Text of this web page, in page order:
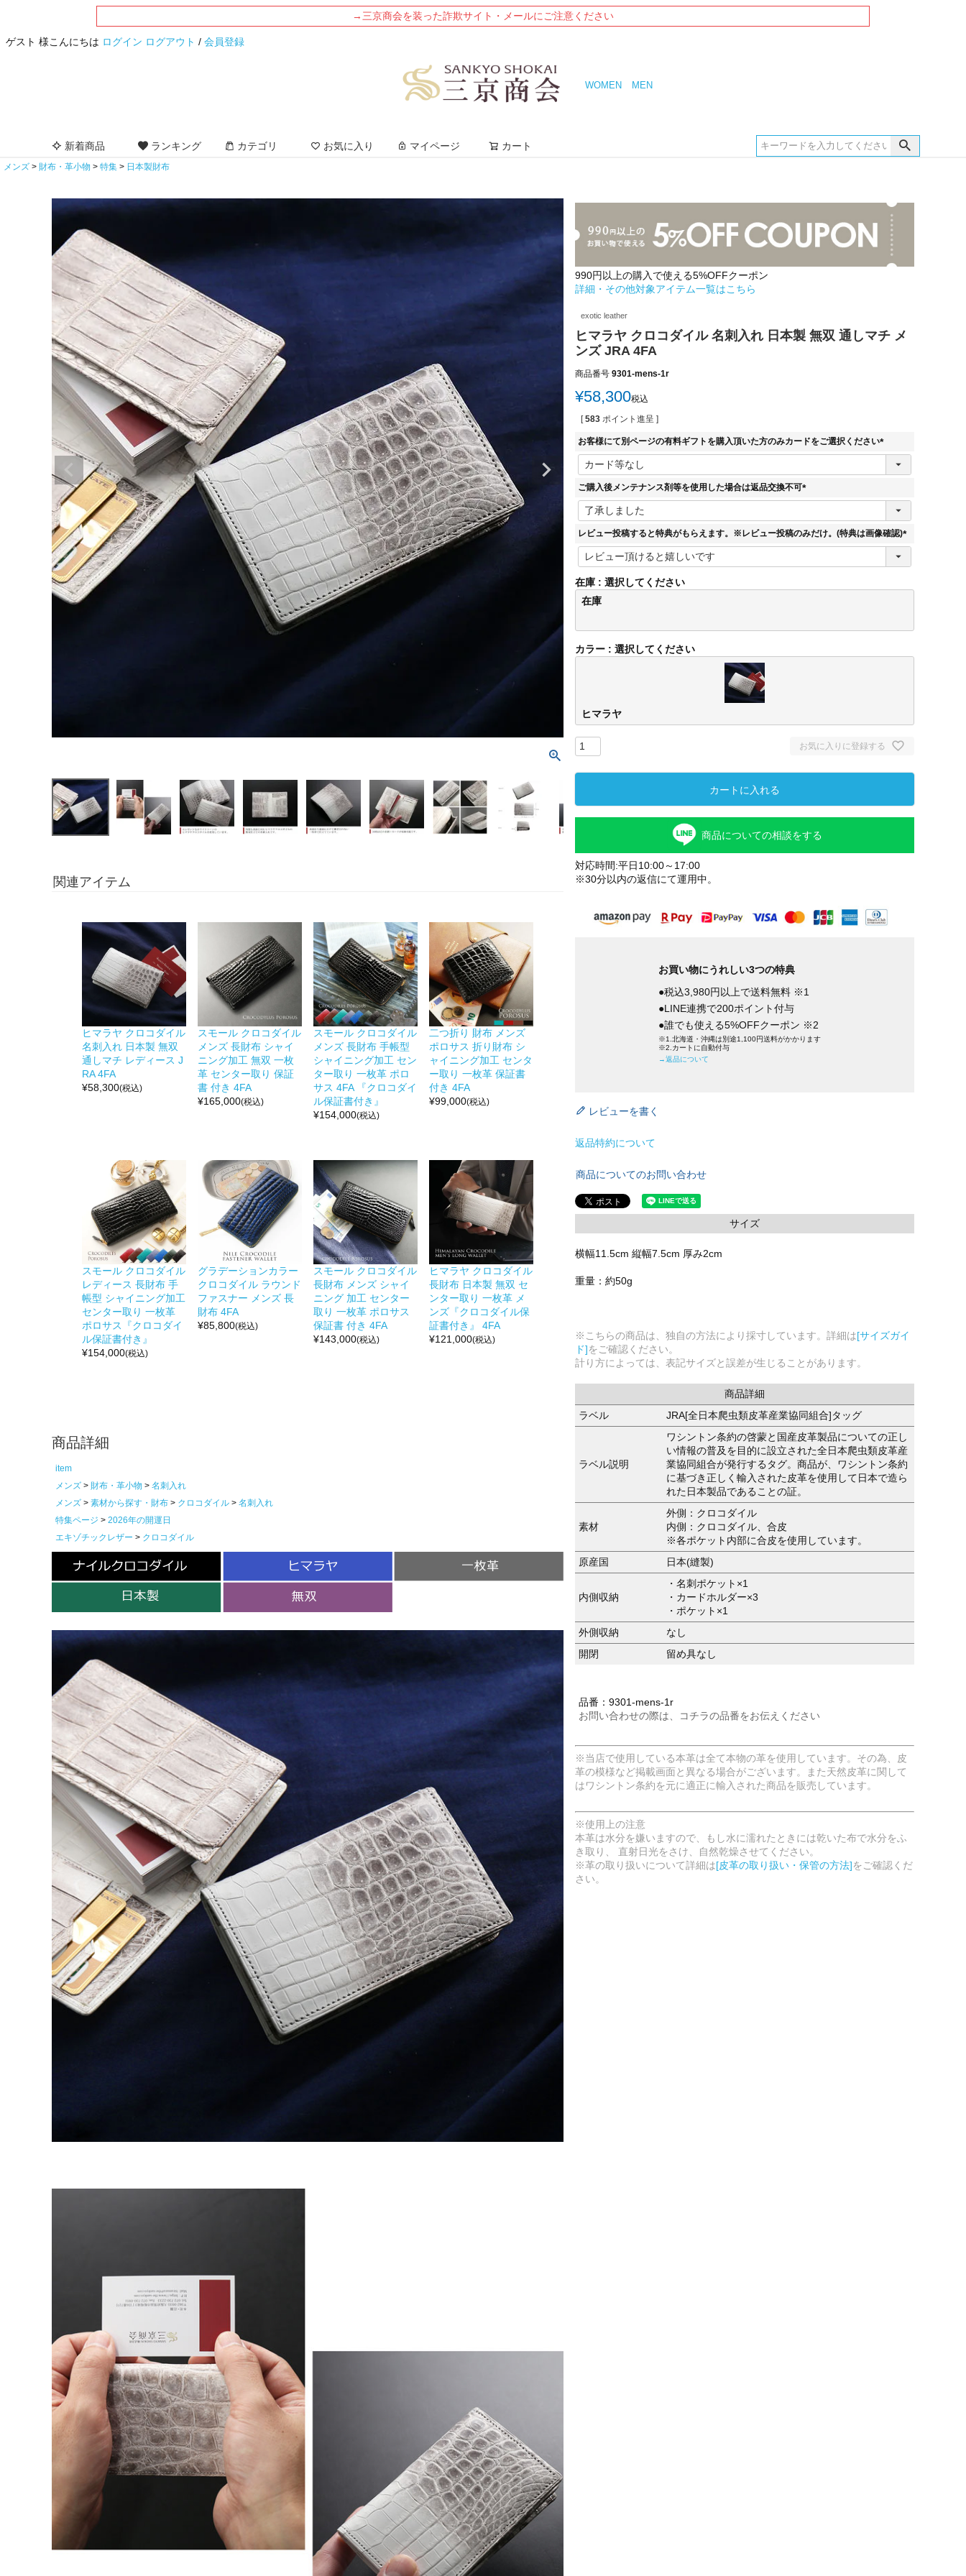
→三京商会を装った詐欺サイト・メールにご注意ください
ゲスト 様こんにちは ログイン ログアウト / 会員登録
WOMEN MEN
新着商品 ランキング カテゴリ お気に入り マイページ カート
メンズ 財布・革小物 特集 日本製財布
関連アイテム
ヒマラヤ クロコダイル
名刺入れ 日本製 無双
通しマチ レディース J
RA 4FA
¥58,300(税込)
スモール クロコダイル
メンズ 長財布 シャイ
ニング加工 無双 一枚
革 センター取り 保証
書 付き 4FA
¥165,000(税込)
スモール クロコダイル
メンズ 長財布 手帳型
シャイニング加工 セン
ター取り 一枚革 ポロ
サス 4FA 『クロコダイ
ル保証書付き』
¥154,000(税込)
二つ折り 財布 メンズ
ポロサス 折り財布 シ
ャイニング加工 センタ
ー取り 一枚革 保証書
付き 4FA
¥99,000(税込)
スモール クロコダイル
レディース 長財布 手
帳型 シャイニング加工
センター取り 一枚革
ポロサス『クロコダイ
ル保証書付き』
¥154,000(税込)
グラデーションカラー
クロコダイル ラウンド
ファスナー メンズ 長
財布 4FA
¥85,800(税込)
スモール クロコダイル
長財布 メンズ シャイ
ニング 加工 センター
取り 一枚革 ポロサス
保証書 付き 4FA
¥143,000(税込)
ヒマラヤ クロコダイル
長財布 日本製 無双 セ
ンター取り 一枚革 メ
ンズ『クロコダイル保
証書付き』 4FA
¥121,000(税込)
商品詳細
item
メンズ
財布・革小物
名刺入れ
メンズ
素材から探す・財布 クロコダイル
名刺入れ
特集ページ
2026年の開運日
エキゾチックレザー
クロコダイル
990円以上の購入で使える5%OFFクーポン
詳細・その他対象アイテム一覧はこちら
exotic leather
ヒマラヤ クロコダイル 名刺入れ 日本製 無双 通しマチ メ
ンズ JRA 4FA
商品番号 9301-mens-1r
¥58,300税込
[ 583 ポイント進呈 ]
お客様にて別ページの有料ギフトを購入頂いた方のみカードをご選択ください
(
ご購入後メンテナンス剤等を使用した場合は返品交換不可
(
須
レビュー投稿すると特典がもらえます。※レビュー投稿のみだけ。(特典は画像確認)
(
)
在庫
選択してください
在庫
カラー 選択してください
ヒマラヤ
お気に入りに登録する
カートに入れる
商品についての相談をする
対応時間:平日10:00～17:00
※30分以内の返信にて運用中。
お買い物にうれしい3つの特典
●税込3,980円以上で送料無料 ※1
●LINE連携で200ポイント付与
●誰でも使える5%OFFクーポン ※2
※1.北海道・沖縄は別途1,100円送料がかかります
※2.カートに自動付与
→返品について
レビューを書く
返品特約について
商品についてのお問い合わせ
サイズ
横幅11.5cm 縦幅7.5cm 厚み2cm
重量：約50g
※こちらの商品は、独自の方法により採寸しています。詳細は[サイズガイ
ド]をご確認ください。
計り方によっては、表記サイズと誤差が生じることがあります。
商品詳細
ラベル
JRA[全日本爬虫類皮革産業協同組合]タッグ
ラベル説明
ワシントン条約の啓蒙と国産皮革製品についての正し
い情報の普及を目的に設立された全日本爬虫類皮革産
業協同組合が発行するタグ。商品が、ワシントン条約
に基づき正しく輸入された皮革を使用して日本で造ら
れた日本製品であることの証。
素材
外側：クロコダイル
内側：クロコダイル、合皮
※各ポケット内部に合皮を使用しています。
原産国
日本(縫製)
内側収納
・名刺ポケット×1
・カードホルダー×3
・ポケット×1
外側収納
なし
開閉
留め具なし
品番：9301-mens-1r
お問い合わせの際は、コチラの品番をお伝えください
※当店で使用している本革は全て本物の革を使用しています。その為、皮
革の模様など掲載画面と異なる場合がございます。また天然皮革に関して
はワシントン条約を元に適正に輸入された商品を販売しています。
※使用上の注意
本革は水分を嫌いますので、もし水に濡れたときには乾いた布で水分をふ
き取り、 直射日光をさけ、自然乾燥させてください。
※革の取り扱いについて詳細は[皮革の取り扱い・保管の方法]をご確認くだ
さい。